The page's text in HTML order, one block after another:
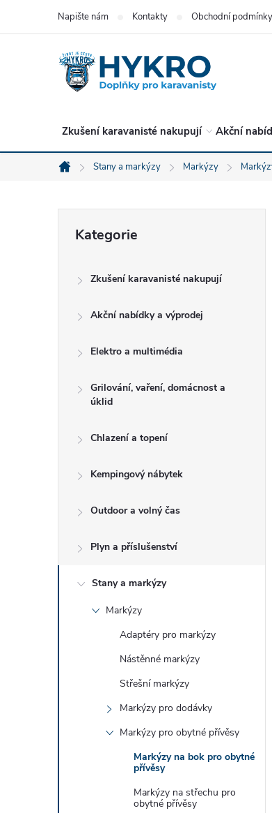
Napište nám Kontakty Obchodní podmínky
Zkušení karavanisté nakupují Akční
Domů
Stany a markýzy Markýzy
a
kategorie
Kategorie
Zkušení karavanisté nakupují
Akční nabídky a výprodej
Elektro a multimédia
Grilování, vaření, domácnost a
úklid
Chlazení a topení
Kempingový nábytek
Outdoor a volný čas
Plyn a příslušenství
Stany a markýzy
Markýzy
Adaptéry pro markýzy
Nástěnné markýzy
Střešní markýzy
Markýzy pro dodávky
Markýzy pro obytné přívěsy
Markýzy na bok pro obytné
přívěsy
Markýzy na střechu pro
obytné přívěsy